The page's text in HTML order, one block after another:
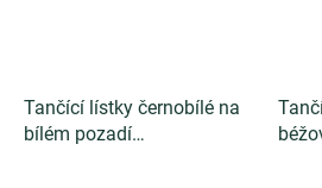
Tančící lístky černobílé na
bílém pozadí